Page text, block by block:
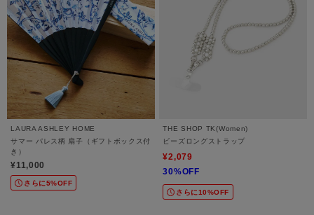
LAURA ASHLEY HOME
サマー パレス柄 扇子（ギフトボックス付
き）
¥11,000
さらに5%OFF
THE SHOP TK(Women)
ビーズロングストラップ
¥2,079
30%OFF
さらに10%OFF